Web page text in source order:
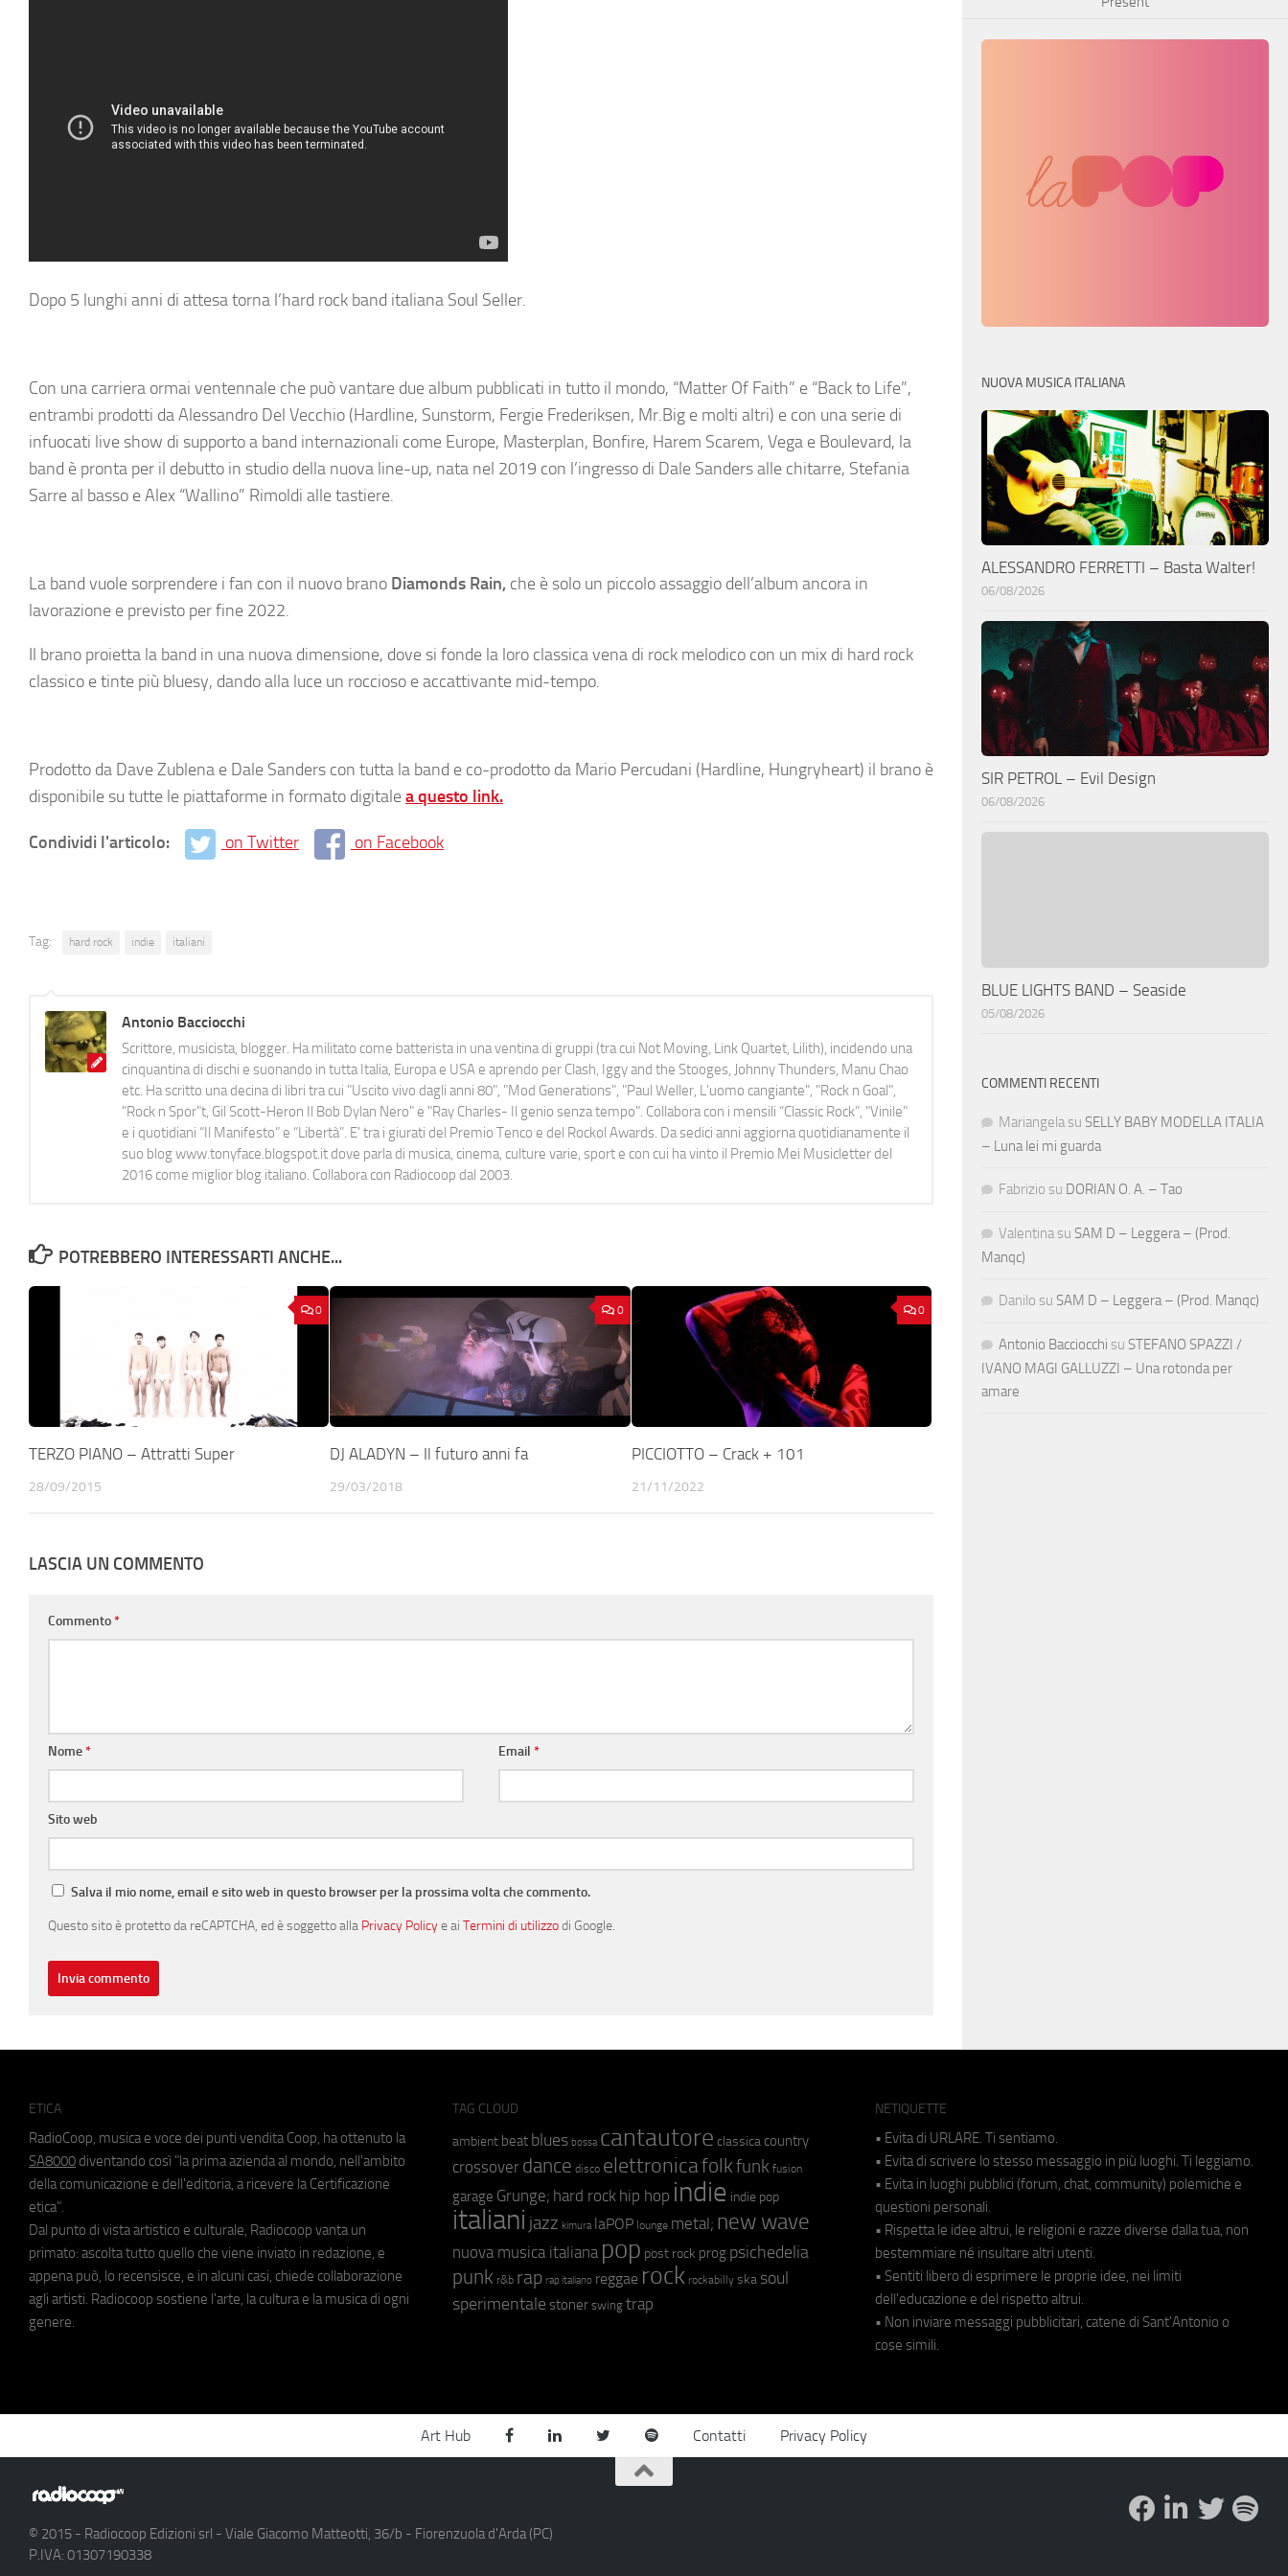
Dopo 5 lunghi anni di attesa torna l’hard rock band italiana Soul Seller.
Con una carriera ormai ventennale che può vantare due album pubblicati in tutto il mondo, “Matter Of Faith” e “Back to Life”,
entrambi prodotti da Alessandro Del Vecchio (Hardline, Sunstorm, Fergie Frederiksen, Mr.Big e molti altri) e con una serie di
infuocati live show di supporto a band internazionali come Europe, Masterplan, Bonfire, Harem Scarem, Vega e Boulevard, la
band è pronta per il debutto in studio della nuova line-up, nata nel 2019 con l’ingresso di Dale Sanders alle chitarre, Stefania
Sarre al basso e Alex “Wallino” Rimoldi alle tastiere.
La band vuole sorprendere i fan con il nuovo brano Diamonds Rain, che è solo un piccolo assaggio dell’album ancora in
lavorazione e previsto per fine 2022.
Il brano proietta la band in una nuova dimensione, dove si fonde la loro classica vena di rock melodico con un mix di hard rock
classico e tinte più bluesy, dando alla luce un roccioso e accattivante mid-tempo.
Prodotto da Dave Zublena e Dale Sanders con tutta la band e co-prodotto da Mario Percudani (Hardline, Hungryheart) il brano è
disponibile su tutte le piattaforme in formato digitalea questo link.
Condividi l'articolo: on Twitter on Facebook
Tag: hard rock indie italiani
Antonio Bacciocchi
Scrittore, musicista, blogger. Ha militato come batterista in una ventina di gruppi (tra cui Not Moving, Link Quartet, Lilith), incidendo una
cinquantina di dischi e suonando in tutta Italia, Europa e USA e aprendo per Clash, Iggy and the Stooges, Johnny Thunders, Manu Chao
etc. Ha scritto una decina di libri tra cui "Uscito vivo dagli anni 80", "Mod Generations", "Paul Weller, L’uomo cangiante", "Rock n Goal",
"Rock n Spor"t, Gil Scott-Heron Il Bob Dylan Nero" e "Ray Charles- Il genio senza tempo". Collabora con i mensili “Classic Rock”, "Vinile"
e i quotidiani “Il Manifesto” e “Libertà”. E' tra i giurati del Premio Tenco e del Rockol Awards. Da sedici anni aggiorna quotidianamente il
suo blog www.tonyface.blogspot.it dove parla di musica, cinema, culture varie, sport e con cui ha vinto il Premio Mei Musicletter del
2016 come miglior blog italiano. Collabora con Radiocoop dal 2003.
POTREBBERO INTERESSARTI ANCHE...
0
TERZO PIANO – Attratti Super
28/09/2015
0
DJ ALADYN – Il futuro anni fa
29/03/2018
0
PICCIOTTO – Crack + 101
21/11/2022
LASCIA UN COMMENTO
Commento*
Nome* Email*
Sito web
Salva il mio nome, email e sito web in questo browser per la prossima volta che commento.
Questo sito è protetto da reCAPTCHA, ed è soggetto alla Privacy Policye ai Termini di utilizzodi Google.
NUOVA MUSICA ITALIANA
ALESSANDRO FERRETTI – Basta Walter!
06/08/2026
SIR PETROL – Evil Design
06/08/2026
BLUE LIGHTS BAND – Seaside
05/08/2026
COMMENTI RECENTI
Mariangela su SELLY BABY MODELLA ITALIA
– Luna lei mi guarda
Fabrizio su DORIAN O. A. – Tao
Valentina su SAM D – Leggera – (Prod.
Manqc)
Danilo su SAM D – Leggera – (Prod. Manqc)
Antonio Bacciocchi su STEFANO SPAZZI /
IVANO MAGI GALLUZZI – Una rotonda per
amare
ETICA
RadioCoop, musica e voce dei punti vendita Coop, ha ottenuto la
SA8000 diventando così "la prima azienda al mondo, nell'ambito
della comunicazione e dell'editoria, a ricevere la Certificazione
etica".
Dal punto di vista artistico e culturale, Radiocoop vanta un
primato: ascolta tutto quello che viene inviato in redazione, e
appena può, lo recensisce, e in alcuni casi, chiede collaborazione
agli artisti. Radiocoop sostiene l'arte, la cultura e la musica di ogni
genere.
TAG CLOUD
ambient beat blues bossa cantautore classica country
crossover dance disco elettronicafolkfunk fusion
garage Grunge; hard rock hip hop indie indie pop
italiani jazz kimura laPOP lounge metal; new wave
nuova musica italiana pop post rock prog psichedelia
punk r&b rap rap italiano reggae rock rockabilly ska soul
sperimentale stoner swing trap
NETIQUETTE
• Evita di URLARE. Ti sentiamo.
• Evita di scrivere lo stesso messaggio in più luoghi. Ti leggiamo.
• Evita in luoghi pubblici (forum, chat, community) polemiche e
questioni personali.
• Rispetta le idee altrui, le religioni e razze diverse dalla tua, non
bestemmiare né insultare altri utenti.
• Sentiti libero di esprimere le proprie idee, nei limiti
dell'educazione e del rispetto altrui.
• Non inviare messaggi pubblicitari, catene di Sant'Antonio o
cose simili.
Art Hub Contatti Privacy Policy
© 2015 - Radiocoop Edizioni srl - Viale Giacomo Matteotti, 36/b - Fiorenzuola d'Arda (PC)
P.IVA: 01307190338